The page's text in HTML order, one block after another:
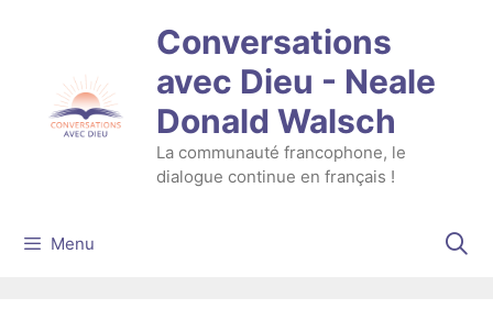
Conversations
avec Dieu - Neale
Donald Walsch
La communauté francophone, le
dialogue continue en français !
Menu